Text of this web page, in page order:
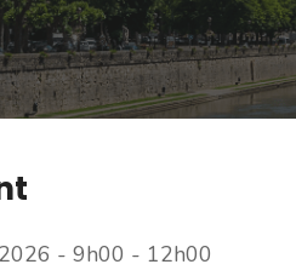
- 9h00 - 12h00